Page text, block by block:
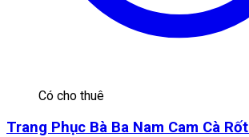
Có cho thuê
Trang Phục Bà Ba Nam Cam Cà